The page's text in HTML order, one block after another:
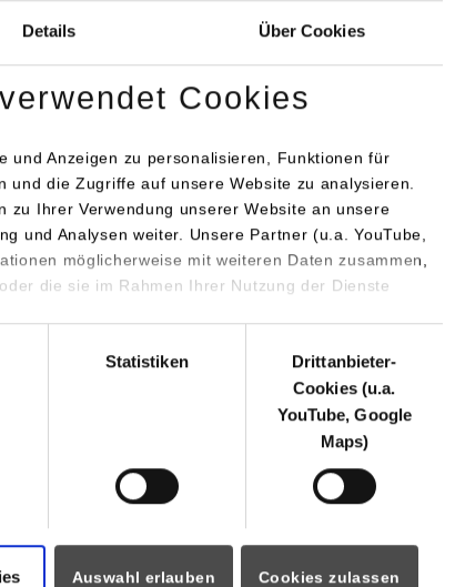
Details Über Cookies
Cookies
und Anzeigen zu personalisieren, Funktionen für
und die Zugriffe auf unsere Website zu analysieren.
zu Ihrer Verwendung unserer Website an unsere
und Analysen weiter. Unsere Partner (u.a. YouTube,
möglicherweise mit weiteren Daten zusammen,
die sie im Rahmen Ihrer Nutzung der Dienste
Statistiken
Drittanbieter-
Cookies (u.a.
YouTube, Google
Maps)
Auswahl erlauben Cookies zulassen
Ein von Johannes Maeß entwickelter Prototyp
und bis zu 200-fach beschleunigt den
Dies erhöht die Leistungsfähigkeit des
auch auf großen Unternehmensdatenbanken und mit
Er wird in die zukünftige Entwicklung des Db2-
einfließen.
innovativen Prototyp zur Kardinalitäten-Schätzung